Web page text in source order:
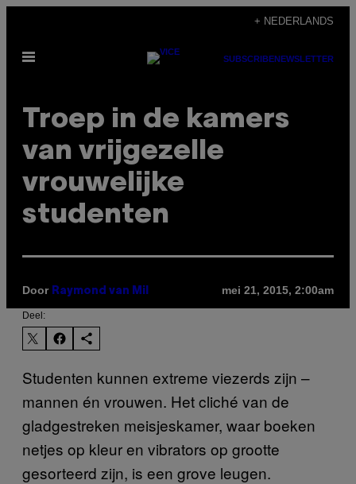
de
+ NEDERLANDS
Open
SUBSCRIBENEWSLETTER
Troep in de kamers
van vrijgezelle
vrouwelijke
studenten
Door Raymond van Mil mei 21, 2015, 2:00am
Deel:
Studenten kunnen extreme viezerds zijn –
mannen én vrouwen. Het cliché van de
gladgestreken meisjeskamer, waar boeken
netjes op kleur en vibrators op grootte
gesorteerd zijn, is een grove leugen.